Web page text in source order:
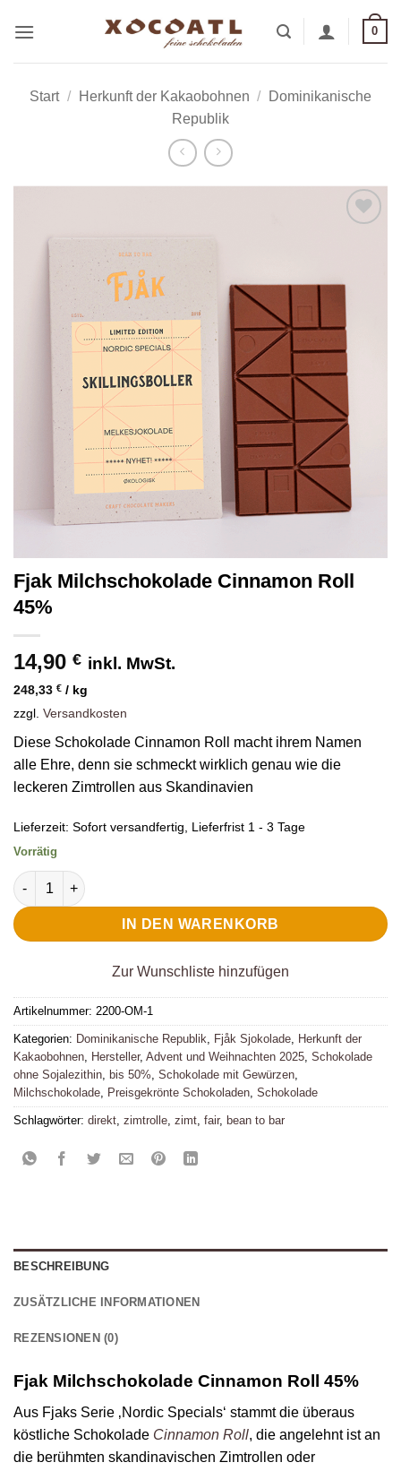
Inhalt
0
Start / Herkunft der Kakaobohnen /
Dominikanische
Republik
Fjak Milchschokolade Cinnamon Roll
45%
14,90 € inkl. MwSt.
248,33 € / kg
zzgl. Versandkosten
Diese Schokolade Cinnamon Roll macht ihrem Namen
alle Ehre, denn sie schmeckt wirklich genau wie die
leckeren Zimtrollen aus Skandinavien
Lieferzeit: Sofort versandfertig, Lieferfrist 1 - 3 Tage
Vorrätig
Fjak Milchschokolade Cinnamon Roll 45% Menge
IN DEN WARENKORB
Zur Wunschliste hinzufügen
Artikelnummer: 2200-OM-1
Kategorien: Dominikanische Republik Fjåk Sjokolade Herkunft der
Kakaobohnen Hersteller, Advent und Weihnachten 2025 Schokolade
ohne Sojalezithin bis 50% Schokolade mit Gewürzen
Milchschokolade Preisgekrönte Schokoladen Schokolade
Schlagwörter: direkt zimtrolle zimt fair, bean to bar
BESCHREIBUNG
ZUSÄTZLICHE INFORMATIONEN
REZENSIONEN (0)
Fjak Milchschokolade Cinnamon Roll 45%
Aus Fjaks Serie ‚Nordic Specials‘ stammt die überaus
köstliche Schokolade Cinnamon Roll, die angelehnt ist an
die berühmten skandinavischen Zimtrollen oder